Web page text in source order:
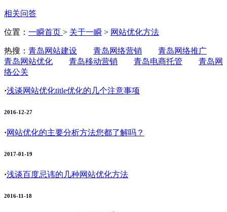
相关问答
位置： 一瞬首页 > 关于一瞬 > 网站优化方法
热搜： 青岛网站建设 青岛网络营销
青岛网络推广
青岛网站优化
青岛移动营销 青岛电商托管
青岛网
络公关
·浅谈网站优化title优化的几个注意事项
2016-12-27
·网站优化的主要分析方法您都了解吗？
2017-01-19
·浅谈百度忌讳的几种网站优化方法
2016-11-18